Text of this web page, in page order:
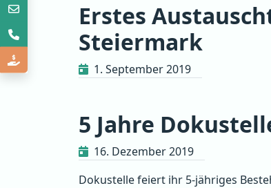
Erstes
Steiermark
1. September 2019
5 Jahre
16. Dezember 2019
Dokustelle feiert ihr 5-jähriges